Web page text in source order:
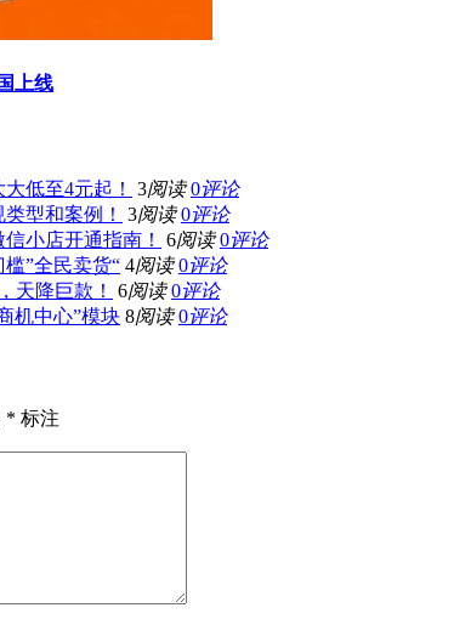
上线
低至4元起！ 3阅读 0评论
型和案例！
3阅读 0评论
小店开通指南！
6阅读 0评论
”全民卖货“ 4阅读 0评论
天降巨款！
6阅读 0评论
机中心”模块 8阅读 0评论
* 标注